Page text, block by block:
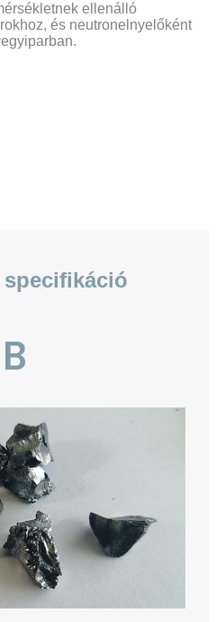
ellenálló
és neutronelnyelőként
specifikáció
B